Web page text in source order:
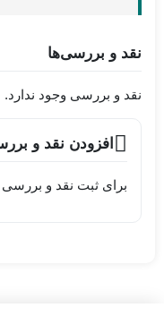
نقد و بررسی‌ها
نقد و بررسی وجود ندارد.
افزودن نقد و
برای ثبت نقد و بررسی